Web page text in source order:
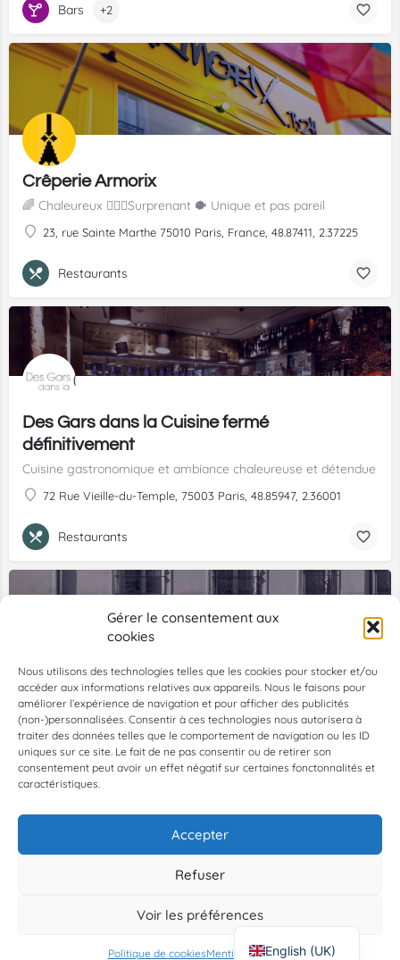
Gérer le consentement aux
cookies
Nous utilisons des technologies telles que les cookies pour stocker et/ou
accéder aux informations relatives aux appareils. Nous le faisons pour
améliorer l’expérience de navigation et pour afficher des publicités
(non-)personnalisées. Consentir à ces technologies nous autorisera à
traiter des données telles que le comportement de navigation ou les ID
uniques sur ce site. Le fait de ne pas consentir ou de retirer son
consentement peut avoir un effet négatif sur certaines fonctonnalités et
caractéristiques.
Accepter
Refuser
Voir les préférences
Politique de cookiesMentions Légales
Bars +2
Crêperie Armorix
🌈 Chaleureux 🧔🏻‍♂️Surprenant 🐡 Unique et pas pareil
23, rue Sainte Marthe 75010 Paris, France, 48.87411, 2.37225
Restaurants
Des Gars dans la Cuisine fermé
définitivement
Cuisine gastronomique et ambiance chaleureuse et détendue
72 Rue Vieille-du-Temple, 75003 Paris, 48.85947, 2.36001
Restaurants
SOR
Café & bar à vin féministe
4 Rue des Tourelles, 75020 Paris, France, 48.87456, 2.40351
English (UK)